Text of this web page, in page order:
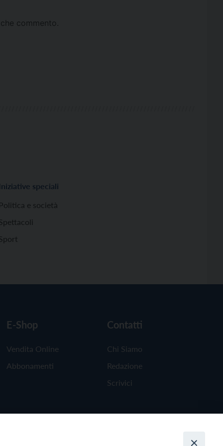
commento.
Iniziative speciali
Politica e società
E-Shop
Vendita Online
Abbonamenti
Contatti
Chi Siamo
Redazione
Scrivici